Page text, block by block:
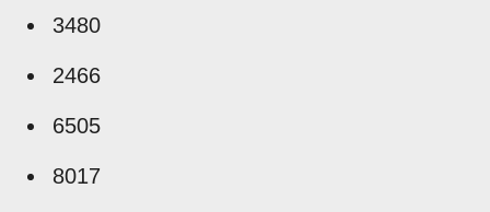
3480
2466
6505
8017